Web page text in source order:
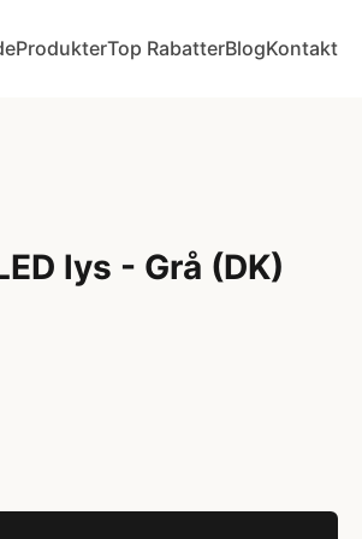
ProdukterTop RabatterBlogKontakt
lys - Grå (DK)